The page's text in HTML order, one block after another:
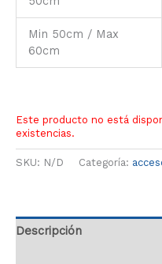
Min 50cm / Max
60cm
Este producto no está
existencias.
SKU: N/D Categoría:
Descripción